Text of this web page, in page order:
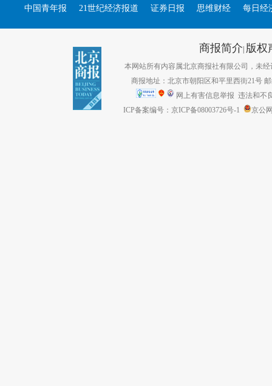
中国青年报 21世纪经济报道 证券日报 思维财经 每日经
商报简介| 版权
本网站所有内容属北京商报社有限公司，未经
商报地址：北京市朝阳区和平里西街21号
网上有害信息举报 违法和不
ICP备案编号：京ICP备08003726号-1
京公